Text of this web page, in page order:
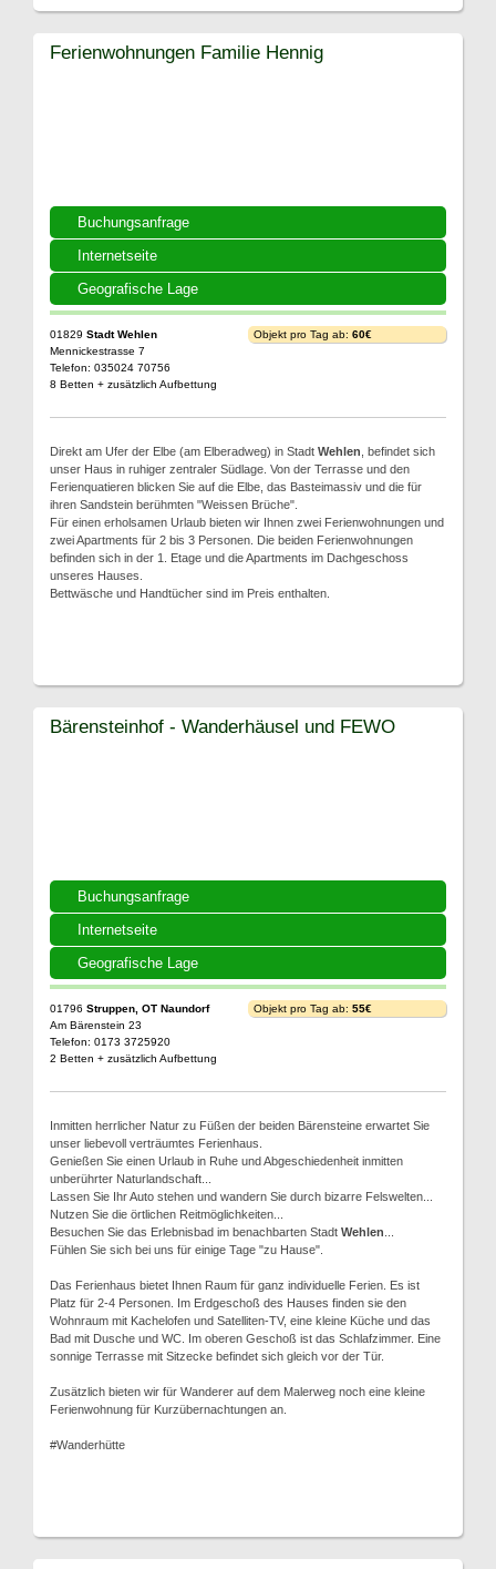
Buchungsanfrage
Internetseite
Geografische Lage
Ferienwohnungen Familie Hennig
01829 Stadt Wehlen
Mennickestrasse 7
Telefon: 035024 70756
8 Betten + zusätzlich Aufbettung
Objekt pro Tag ab: 60€
Direkt am Ufer der Elbe (am Elberadweg) in Stadt Wehlen , befindet sich
unser Haus in ruhiger zentraler Südlage. Von der Terrasse und den
Ferienquatieren blicken Sie auf die Elbe, das Basteimassiv und die für
ihren Sandstein berühmten "Weissen Brüche".
Für einen erholsamen Urlaub bieten wir Ihnen zwei Ferienwohnungen und
zwei Apartments für 2 bis 3 Personen. Die beiden Ferienwohnungen
befinden sich in der 1. Etage und die Apartments im Dachgeschoss
unseres Hauses.
Bettwäsche und Handtücher sind im Preis enthalten.
Buchungsanfrage
Internetseite
Geografische Lage
Bärensteinhof - Wanderhäusel und FEWO
01796 Struppen, OT Naundorf
Am Bärenstein 23
Telefon: 0173 3725920
2 Betten + zusätzlich Aufbettung
Objekt pro Tag ab: 55€
Inmitten herrlicher Natur zu Füßen der beiden Bärensteine erwartet Sie
unser liebevoll verträumtes Ferienhaus.
Genießen Sie einen Urlaub in Ruhe und Abgeschiedenheit inmitten
unberührter Naturlandschaft...
Lassen Sie Ihr Auto stehen und wandern Sie durch bizarre Felswelten...
Nutzen Sie die örtlichen Reitmöglichkeiten...
Besuchen Sie das Erlebnisbad im benachbarten Stadt Wehlen
Fühlen Sie sich bei uns für einige Tage "zu Hause".
Das Ferienhaus bietet Ihnen Raum für ganz individuelle Ferien. Es ist
Platz für 2-4 Personen. Im Erdgeschoß des Hauses finden sie den
Wohnraum mit Kachelofen und Satelliten-TV, eine kleine Küche und das
Bad mit Dusche und WC. Im oberen Geschoß ist das Schlafzimmer. Eine
sonnige Terrasse mit Sitzecke befindet sich gleich vor der Tür.
Zusätzlich bieten wir für Wanderer auf dem Malerweg noch eine kleine
Ferienwohnung für Kurzübernachtungen an.
#Wanderhütte